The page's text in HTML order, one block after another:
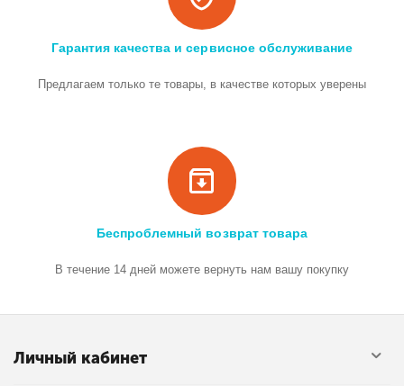
Гарантия качества и сервисное обслуживание
Предлагаем только те товары, в качестве которых уверены
Беспроблемный возврат товара
В течение 14 дней можете вернуть нам вашу покупку
Личный кабинет